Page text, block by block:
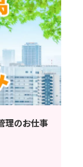
理のお仕事